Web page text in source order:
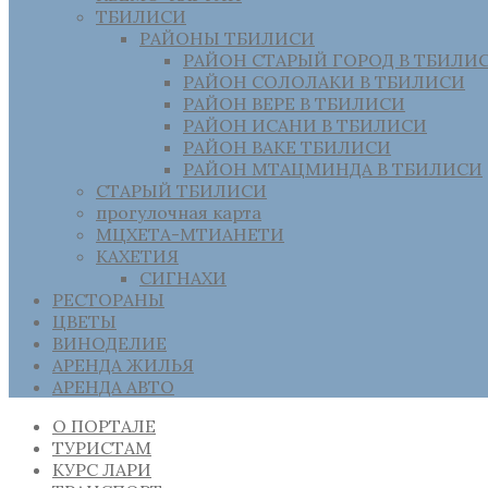
ТБИЛИСИ
РАЙОНЫ ТБИЛИСИ
РАЙОН СТАРЫЙ ГОРОД В
РАЙОН СОЛОЛАКИ В ТБИЛИСИ
РАЙОН ВЕРЕ В ТБИЛИСИ
РАЙОН ИСАНИ В ТБИЛИСИ
РАЙОН ВАКЕ ТБИЛИСИ
РАЙОН МТАЦМИНДА В ТБИЛИСИ
СТАРЫЙ ТБИЛИСИ
прогулочная карта
МЦХЕТА-МТИАНЕТИ
КАХЕТИЯ
СИГНАХИ
РЕСТОРАНЫ
ЦВЕТЫ
ВИНОДЕЛИЕ
АРЕНДА ЖИЛЬЯ
АРЕНДА АВТО
О ПОРТАЛЕ
ТУРИСТАМ
КУРС ЛАРИ